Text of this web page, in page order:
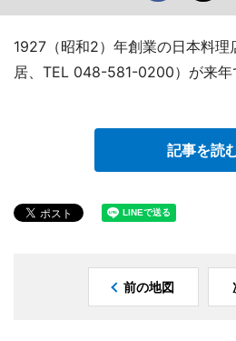
1927（昭和2）年創業の日本料理
居、TEL 048-581-0200）が来年
記事を読
前の地図